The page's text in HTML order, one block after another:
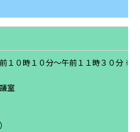
０時１０分～午前１１時３０分 ※第
室